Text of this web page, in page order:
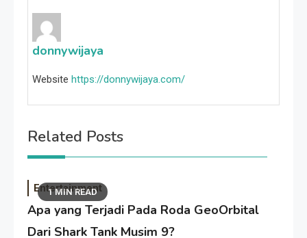
donnywijaya
Website https://donnywijaya.com/
Related Posts
1 MIN READ
Entertainment
Apa yang Terjadi Pada Roda GeoOrbital
Dari Shark Tank Musim 9?